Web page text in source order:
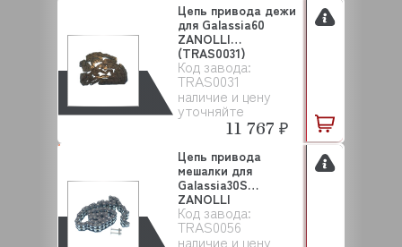
Код завода:
TRAS0031
наличие и цену
уточняйте
Цепь привода дежи
для Galassia60
ZANOLLI
(TRAS0031)
11 767 ₽
Код завода:
TRAS0056
наличие и цену
Цепь привода
мешалки для
Galassia30S
ZANOLLI
(TRAS0056)